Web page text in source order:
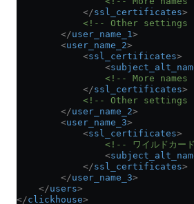
            </
ssl_certificates>
<!-- Other settings
        </
user_name_1 >
        <
user_name_2>
            <
ssl_certificates>
                <
<!-- More names
            </
ssl_certificates>
<!-- Other settings
        </
user_name_2>
        <
user_name_3>
            <
ssl_certificates>
<!-- ワイルドカー
                <
            </
ssl_certificates>
        </
user_name_3>
    </
users>
</clickhouse>